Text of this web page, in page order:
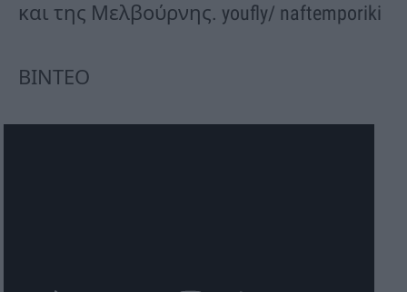
και της Μελβούρνης. youfly/ naftemporiki
ΒΙΝΤΕΟ